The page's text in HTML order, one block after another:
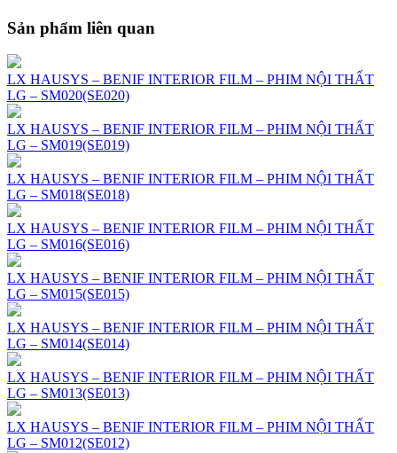
Sản phẩm liên quan
LX HAUSYS – BENIF INTERIOR FILM – PHIM NỘI THẤT
LG – SM020(SE020)
LX HAUSYS – BENIF INTERIOR FILM – PHIM NỘI THẤT
LG – SM019(SE019)
LX HAUSYS – BENIF INTERIOR FILM – PHIM NỘI THẤT
LG – SM018(SE018)
LX HAUSYS – BENIF INTERIOR FILM – PHIM NỘI THẤT
LG – SM016(SE016)
LX HAUSYS – BENIF INTERIOR FILM – PHIM NỘI THẤT
LG – SM015(SE015)
LX HAUSYS – BENIF INTERIOR FILM – PHIM NỘI THẤT
LG – SM014(SE014)
LX HAUSYS – BENIF INTERIOR FILM – PHIM NỘI THẤT
LG – SM013(SE013)
LX HAUSYS – BENIF INTERIOR FILM – PHIM NỘI THẤT
LG – SM012(SE012)